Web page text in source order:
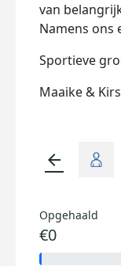
van
Namens ons
Sportieve
Maaike &
arrow_back
Opgehaald
€0